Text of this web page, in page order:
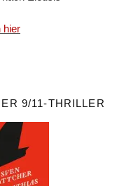
hier
9/11-THRILLER